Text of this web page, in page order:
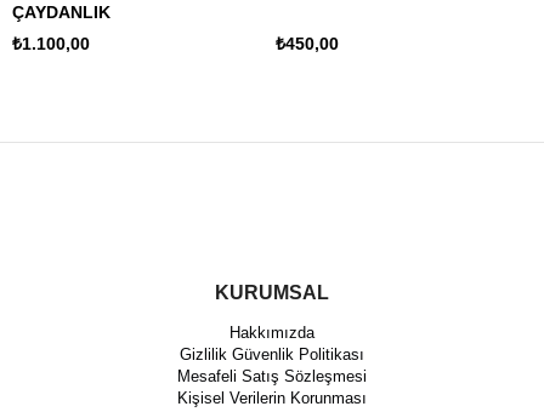
ÇAYDANLIK
₺1.100,00
₺450,00
KURUMSAL
Hakkımızda
Gizlilik Güvenlik Politikası
Mesafeli Satış Sözleşmesi
Kişisel Verilerin Korunması